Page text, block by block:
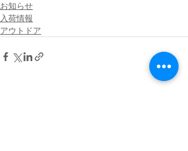
お知らせ
入荷情報
アウトドア